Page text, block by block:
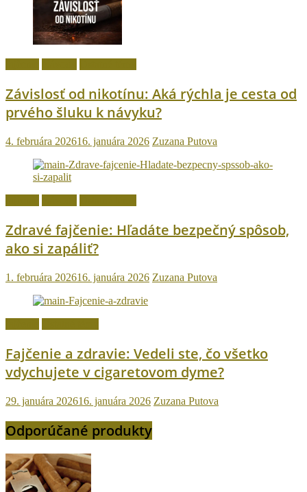
Závislosť od nikotínu: Aká rýchla je cesta od
prvého šluku k návyku?
4. februára 202616. januára 2026 Zuzana Putova
Zdravé fajčenie: Hľadáte bezpečný spôsob,
ako si zapáliť?
1. februára 202616. januára 2026 Zuzana Putova
Fajčenie a zdravie: Vedeli ste, čo všetko
vdychujete v cigaretovom dyme?
29. januára 202616. januára 2026 Zuzana Putova
Odporúčané produkty